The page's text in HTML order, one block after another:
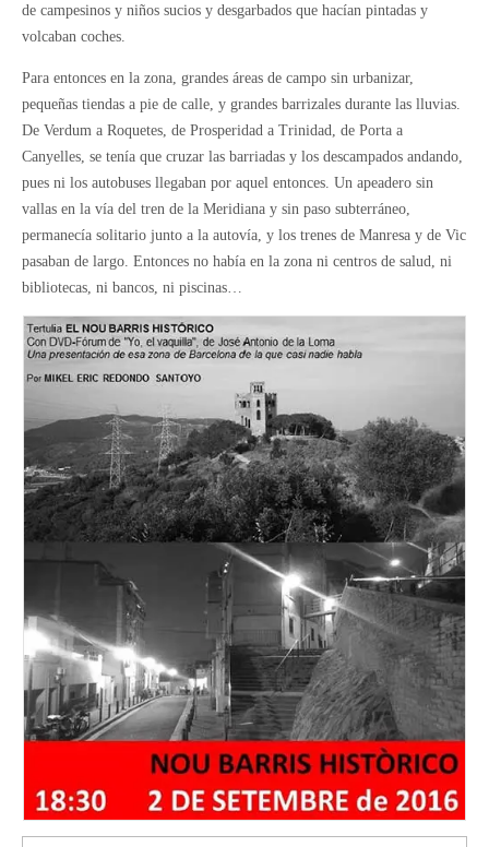
de campesinos y niños sucios y desgarbados que hacían pintadas y
volcaban coches.
Para entonces en la zona, grandes áreas de campo sin urbanizar,
pequeñas tiendas a pie de calle, y grandes barrizales durante las lluvias.
De Verdum a Roquetes, de Prosperidad a Trinidad, de Porta a
Canyelles, se tenía que cruzar las barriadas y los descampados andando,
pues ni los autobuses llegaban por aquel entonces. Un apeadero sin
vallas en la vía del tren de la Meridiana y sin paso subterráneo,
permanecía solitario junto a la autovía, y los trenes de Manresa y de Vic
pasaban de largo. Entonces no había en la zona ni centros de salud, ni
bibliotecas, ni bancos, ni piscinas…